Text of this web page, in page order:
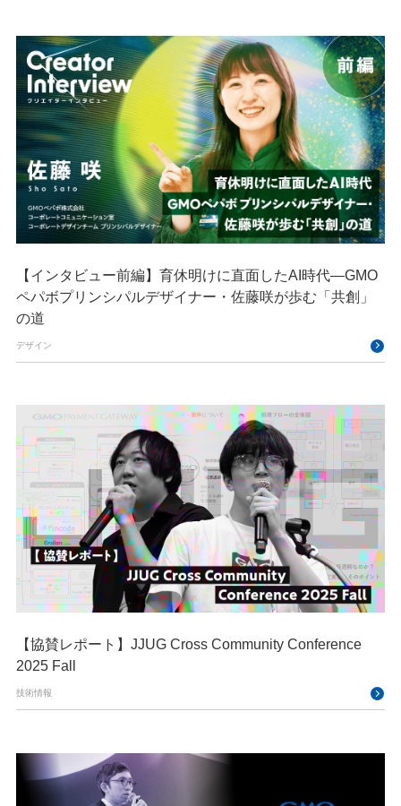
【インタビュー前編】育休明けに直面したAI時代―GMO
ペパボプリンシパルデザイナー・佐藤咲が歩む「共創」
の道
デザイン
【協賛レポート】JJUG Cross Community Conference
2025 Fall
技術情報